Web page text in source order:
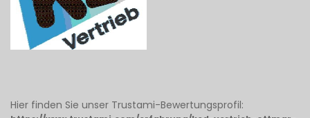
Hier finden Sie unser Trustami-Bewertungsprofil: